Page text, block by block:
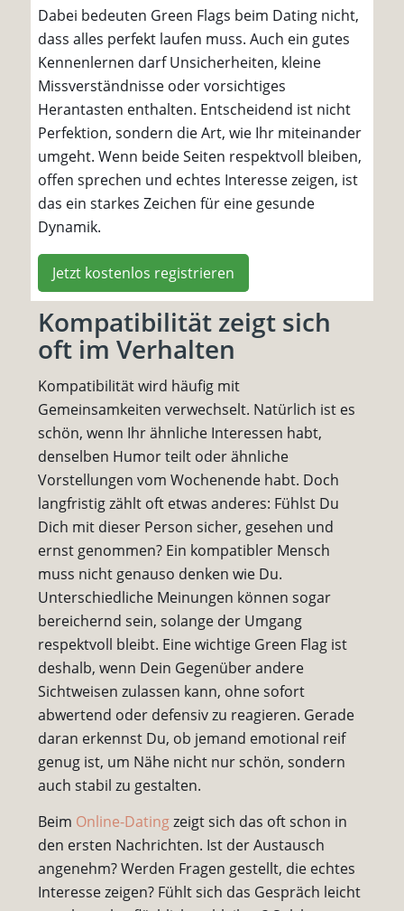
Dabei bedeuten Green Flags beim Dating nicht,
dass alles perfekt laufen muss. Auch ein gutes
Kennenlernen darf Unsicherheiten, kleine
Missverständnisse oder vorsichtiges
Herantasten enthalten. Entscheidend ist nicht
Perfektion, sondern die Art, wie Ihr miteinander
umgeht. Wenn beide Seiten respektvoll bleiben,
offen sprechen und echtes Interesse zeigen, ist
das ein starkes Zeichen für eine gesunde
Dynamik.
Jetzt kostenlos registrieren
Kompatibilität zeigt sich
oft im Verhalten
Kompatibilität wird häufig mit
Gemeinsamkeiten verwechselt. Natürlich ist es
schön, wenn Ihr ähnliche Interessen habt,
denselben Humor teilt oder ähnliche
Vorstellungen vom Wochenende habt. Doch
langfristig zählt oft etwas anderes: Fühlst Du
Dich mit dieser Person sicher, gesehen und
ernst genommen? Ein kompatibler Mensch
muss nicht genauso denken wie Du.
Unterschiedliche Meinungen können sogar
bereichernd sein, solange der Umgang
respektvoll bleibt. Eine wichtige Green Flag ist
deshalb, wenn Dein Gegenüber andere
Sichtweisen zulassen kann, ohne sofort
abwertend oder defensiv zu reagieren. Gerade
daran erkennst Du, ob jemand emotional reif
genug ist, um Nähe nicht nur schön, sondern
auch stabil zu gestalten.
Beim Online-Datingzeigt sich das oft schon in
den ersten Nachrichten. Ist der Austausch
angenehm? Werden Fragen gestellt, die echtes
Interesse zeigen? Fühlt sich das Gespräch leicht